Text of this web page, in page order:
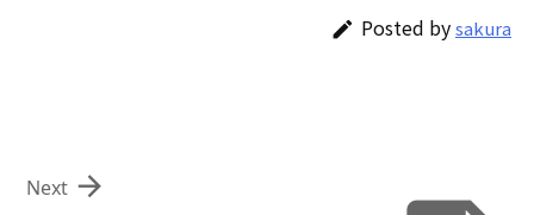
 Posted bysakura

Next